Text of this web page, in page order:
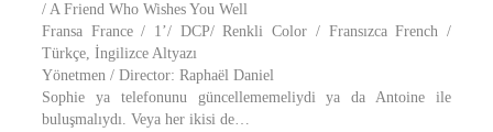
/ A Friend Who Wishes You Well
Fransa France / 1’/ DCP/ Renkli Color / Fransızca French /
Türkçe, İngilizce Altyazı
Yönetmen / Director: Raphaël Daniel
Sophie ya telefonunu güncellememeliydi ya da Antoine ile
buluşmalıydı. Veya her ikisi de…